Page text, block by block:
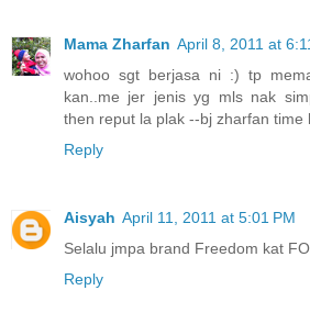
Mama Zharfan April 8, 2011 at
wohoo sgt berjasa ni :) tp
kan..me jer jenis yg mls nak
then reput la plak --bj zharfan time
Reply
Aisyah April 11, 2011 at 5:01 PM
Selalu jmpa brand Freedom kat
Reply